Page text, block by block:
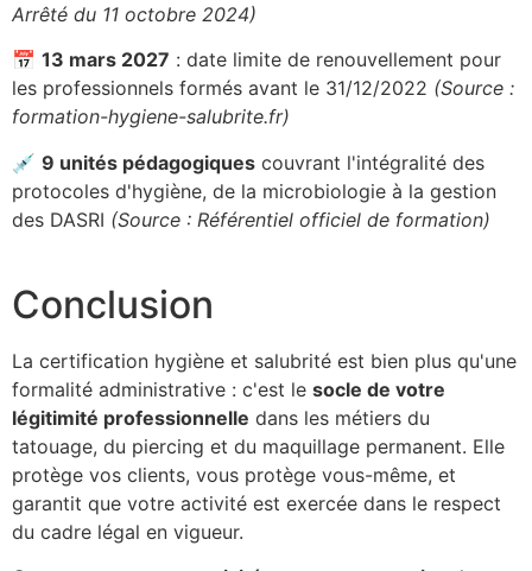
Arrêté du 11 octobre 2024)
📅 13 mars 2027 : date limite de renouvellement pour
les professionnels formés avant le 31/12/2022 (Source :
formation-hygiene-salubrite.fr)
💉 9 unités pédagogiques couvrant l'intégralité des
protocoles d'hygiène, de la microbiologie à la gestion
des DASRI (Source : Référentiel officiel de formation)
Conclusion
La certification hygiène et salubrité est bien plus qu'une
formalité administrative : c'est le socle de votre
légitimité professionnelle dans les métiers du
tatouage, du piercing et du maquillage permanent. Elle
protège vos clients, vous protège vous-même, et
garantit que votre activité est exercée dans le respect
du cadre légal en vigueur.